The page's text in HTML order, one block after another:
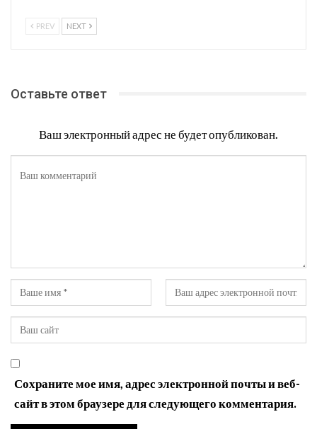
PREV NEXT
Оставьте ответ
Ваш электронный адрес не будет опубликован.
Сохраните мое имя, адрес электронной почты и веб-
сайт в этом браузере для следующего комментария.